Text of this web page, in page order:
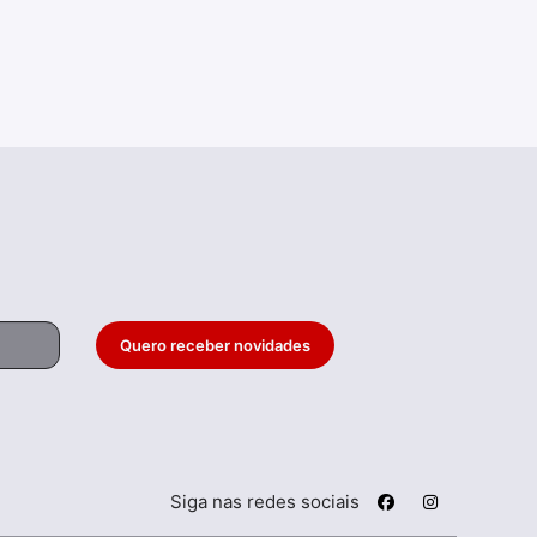
Quero receber novidades
Siga nas redes sociais